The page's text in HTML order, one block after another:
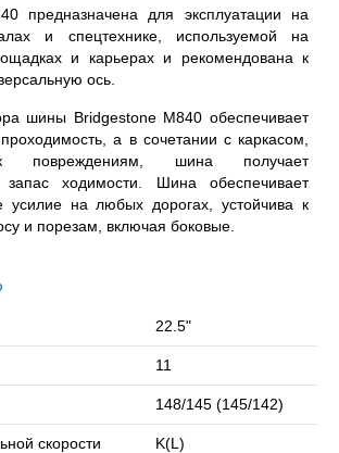
предназначена для эксплуатации на
и спецтехнике, используемой на
и карьерах и рекомендована к
ось.
шины Bridgestone M840 обеспечивает
а в сочетании с каркасом,
повреждениям, шина получает
запас ходимости. Шина обеспечивает
усилие на любых дорогах, устойчива к
и порезам, включая боковые.
нагрузкой 3150 кг. на колесо и
выборе? Позвоните нам – подберем
22.5"
11
148/145 (145/142)
скорости K(L)